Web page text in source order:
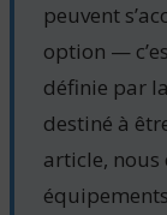
peuvent
option —
définie par la
destiné à
article, nous